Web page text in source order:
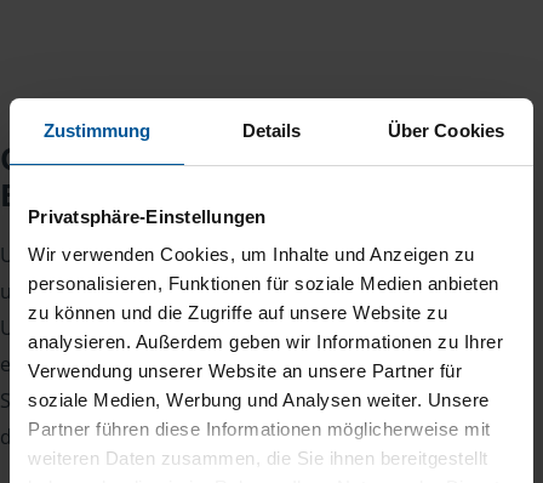
Zustimmung Details Über Cookies
Privatsphäre-Einstellungen
Wir verwenden Cookies, um Inhalte und Anzeigen zu
personalisieren, Funktionen für soziale Medien anbieten
zu können und die Zugriffe auf unsere Website zu
analysieren. Außerdem geben wir Informationen zu Ihrer
Verwendung unserer Website an unsere Partner für
soziale Medien, Werbung und Analysen weiter. Unsere
Partner führen diese Informationen möglicherweise mit
weiteren Daten zusammen, die Sie ihnen bereitgestellt
Checkliste für Ihr
Beratungsgespräch
Um Ihre Steuererklärung erstellen zu können, benötigen
unsere Beraterinnen und Berater eine Reihe von
Unterlagen von Ihnen. Dazu gehört beispielsweise die
elektronische Lohnsteuerbescheinigung, Ihre
Steueridentifikationsnummer, der Rentenbescheid oder
die Bescheinigung über das Kindergeld.